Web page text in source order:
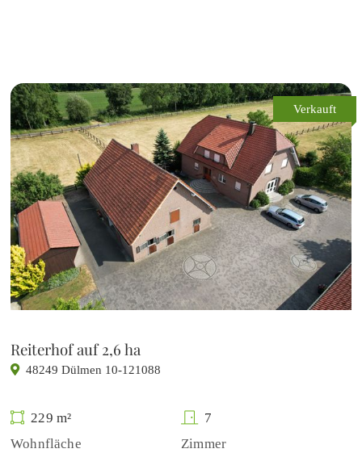
Verkauft
Reiterhof auf 2,6 ha
48249 Dülmen 10-121088
229 m²
Wohnfläche
7
Zimmer